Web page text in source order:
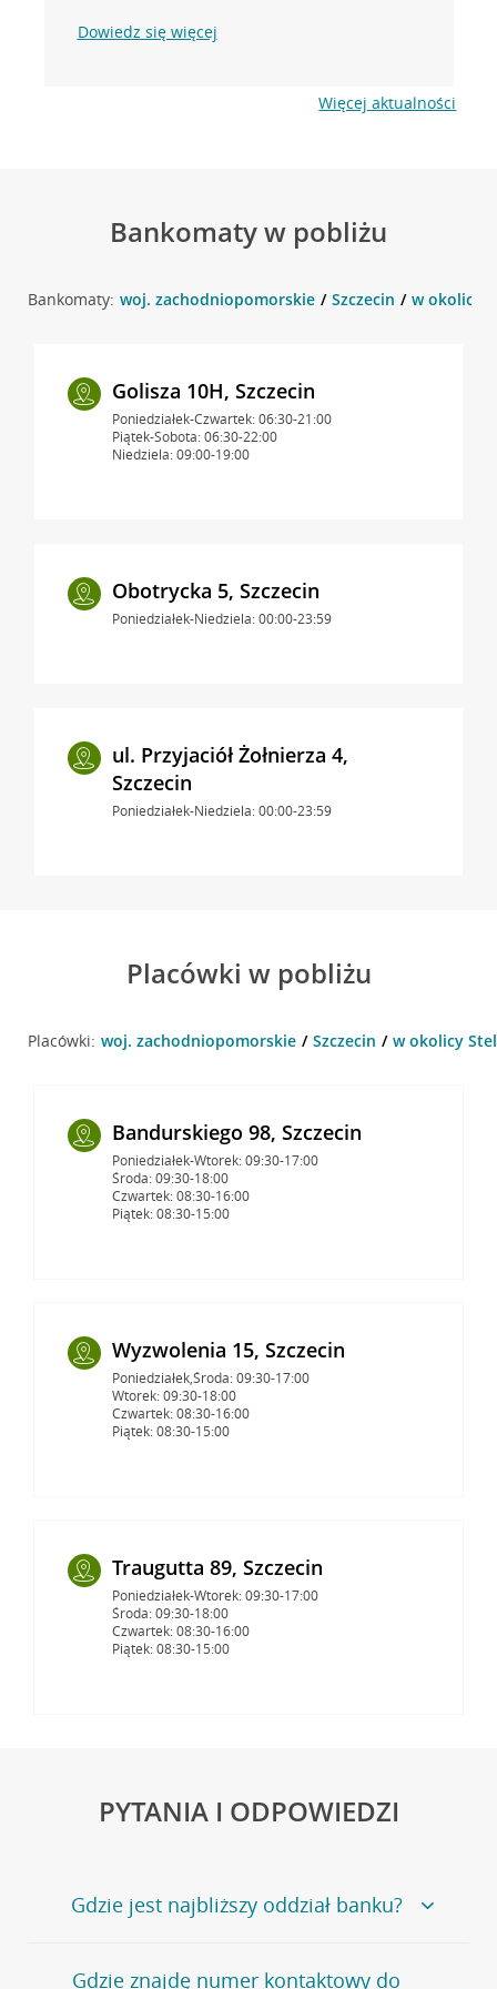
Dowiedz się więcej
Więcej aktualności
Bankomaty w pobliżu
Bankomaty: woj. zachodniopomorskie Szczecin w okolicy
Golisza 10H, Szczecin
Poniedziałek-Czwartek: 06:30-21:00
Piątek-Sobota: 06:30-22:00
Niedziela: 09:00-19:00
Obotrycka 5, Szczecin
Poniedziałek-Niedziela: 00:00-23:59
ul. Przyjaciół Żołnierza 4,
Szczecin
Poniedziałek-Niedziela: 00:00-23:59
Placówki w pobliżu
Placówki: woj. zachodniopomorskie Szczecin w okolicy
Bandurskiego 98, Szczecin
Poniedziałek-Wtorek: 09:30-17:00
Środa: 09:30-18:00
Czwartek: 08:30-16:00
Piątek: 08:30-15:00
Wyzwolenia 15, Szczecin
Poniedziałek,Środa: 09:30-17:00
Wtorek: 09:30-18:00
Czwartek: 08:30-16:00
Piątek: 08:30-15:00
Traugutta 89, Szczecin
Poniedziałek-Wtorek: 09:30-17:00
Środa: 09:30-18:00
Czwartek: 08:30-16:00
Piątek: 08:30-15:00
PYTANIA I ODPOWIEDZI
Gdzie jest najbliższy oddział banku?
Jeśli szukasz oddziału naszego banku, zapraszamy na
Gdzie znajdę numer kontaktowy do